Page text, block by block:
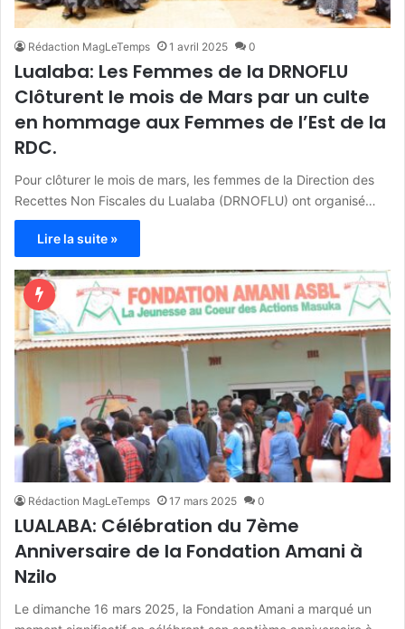
Rédaction MagLeTemps 1 avril 2025 0
Lualaba: Les Femmes de la DRNOFLU
Clôturent le mois de Mars par un culte
en hommage aux Femmes de l’Est de la
RDC.
Pour clôturer le mois de mars, les femmes de la Direction des
Recettes Non Fiscales du Lualaba (DRNOFLU) ont organisé…
Lire la suite »
Rédaction MagLeTemps 17 mars 2025 0
LUALABA: Célébration du 7ème
Anniversaire de la Fondation Amani à
Nzilo
Le dimanche 16 mars 2025, la Fondation Amani a marqué un